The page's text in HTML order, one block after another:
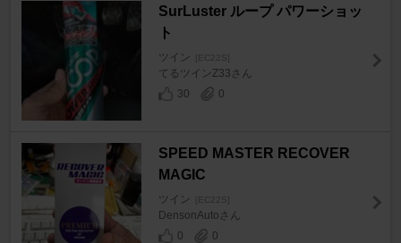
SurLuster ループ パワーショッ
ト
ツイン [EC22S]
てるツインZ33さん
30
0
SPEED MASTER RECOVER
MAGIC
ツイン [EC22S]
DensonAutoさん
0
0